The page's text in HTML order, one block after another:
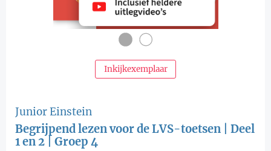
Inkijkexemplaar
Junior Einstein
Begrijpend lezen voor de LVS-toetsen | Deel
1 en 2 | Groep 4